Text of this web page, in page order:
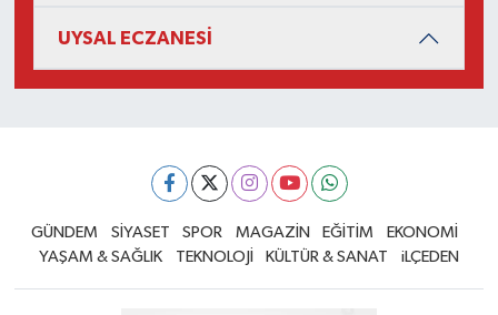
UYSAL ECZANESİ
GÜNDEM SİYASET SPOR MAGAZİN EĞİTİM
EKONOMİ
YAŞAM & SAĞLIK
TEKNOLOJİ KÜLTÜR & SANAT iLÇEDEN